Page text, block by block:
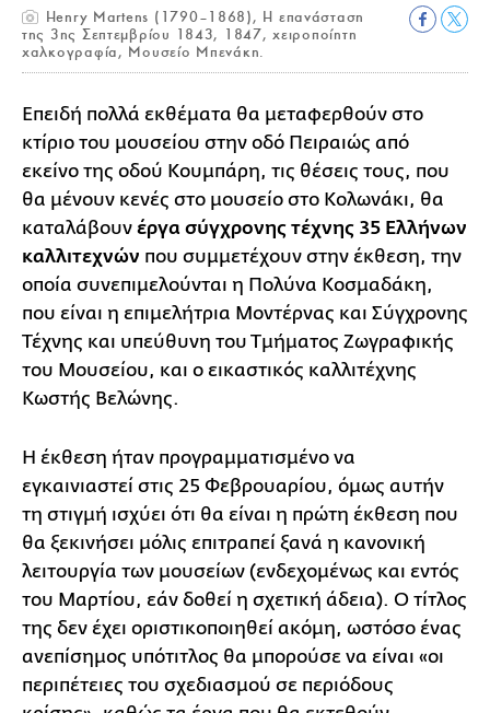
Henry Martens (1790–1868), Η επανάσταση
της 3ης Σεπτεμβρίου 1843, 1847, χειροποίητη
χαλκογραφία, Μουσείο Μπενάκη.
Επειδή πολλά εκθέματα θα μεταφερθούν στο
κτίριο του μουσείου στην οδό Πειραιώς από
εκείνο της οδού Κουμπάρη, τις θέσεις τους, που
θα μένουν κενές στο μουσείο στο Κολωνάκι, θα
καταλάβουν έργα σύγχρονης τέχνης 35 Ελλήνων
καλλιτεχνών που συμμετέχουν στην έκθεση, την
οποία συνεπιμελούνται η Πολύνα Κοσμαδάκη,
που είναι η επιμελήτρια Μοντέρνας και Σύγχρονης
Τέχνης και υπεύθυνη του Τμήματος Ζωγραφικής
του Μουσείου, και ο εικαστικός καλλιτέχνης
Κωστής Βελώνης.
Η έκθεση ήταν προγραμματισμένο να
εγκαινιαστεί στις 25 Φεβρουαρίου, όμως αυτήν
τη στιγμή ισχύει ότι θα είναι η πρώτη έκθεση που
θα ξεκινήσει μόλις επιτραπεί ξανά η κανονική
λειτουργία των μουσείων (ενδεχομένως και εντός
του Μαρτίου, εάν δοθεί η σχετική άδεια). Ο τίτλος
της δεν έχει οριστικοποιηθεί ακόμη, ωστόσο ένας
ανεπίσημος υπότιτλος θα μπορούσε να είναι «οι
περιπέτειες του σχεδιασμού σε περιόδους